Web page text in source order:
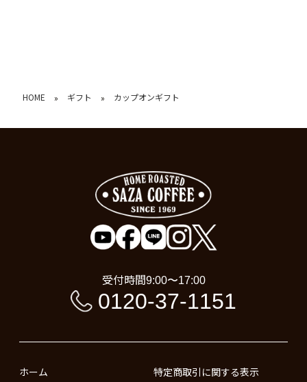
HOME » ギフト » カップオンギフト
受付時間9:00〜17:00
0120-37-1151
ホーム 特定商取引に関する表示